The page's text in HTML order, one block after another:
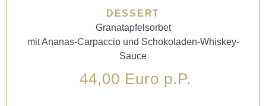
DESSERT
Granatapfelsorbet
mit Ananas-Carpaccio und Schokoladen-Whiskey-
Sauce
44,00 Euro p.P.